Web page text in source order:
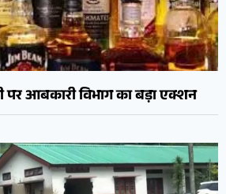
पर आबकारी विभाग का बड़ा एक्शन